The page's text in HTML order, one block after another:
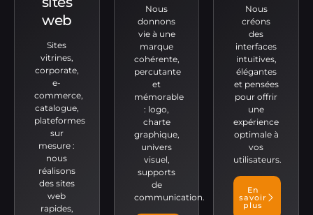
web
Sites
vitrines,
corporate,
e-
commerce,
catalogue,
plateformes
sur
mesure :
nous
réalisons
des sites
web
rapides,
Nous
donnons
vie à une
marque
cohérente,
percutante
et
mémorable
: logo,
charte
graphique,
univers
visuel,
supports
de
communication.
Nous
créons
des
interfaces
intuitives,
élégantes
et pensées
pour offrir
une
expérience
optimale à
vos
utilisateurs.
En
savoir
plus